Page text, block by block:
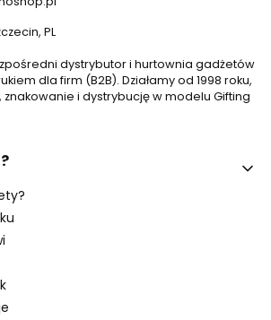
PL
dystrybutor i hurtownia gadżetów
dla firm (B2B). Działamy od 1998 roku,
i dystrybucję w modelu Gifting